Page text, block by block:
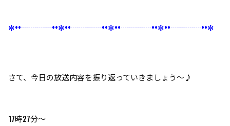
✼••┈┈┈┈••✼••┈┈┈┈••✼••┈┈┈┈••✼••┈┈┈┈••✼
さて、今日の放送内容を振り返っていきましょう～♪
17時27分～